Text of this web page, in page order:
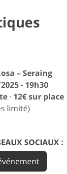
– Seraing
- 19h30
· 12€ sur place
limité)
SOCIAUX :